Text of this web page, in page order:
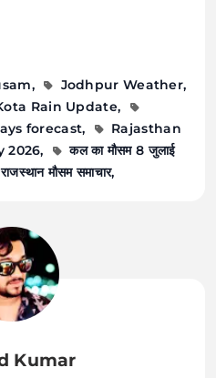
Jodhpur Weather
Rain Update
forecast
Rajasthan
2026
कल का मौसम 8 जुलाई
राजस्थान मौसम समाचार
Kumar